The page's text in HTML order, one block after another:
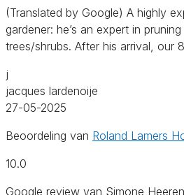
(Translated by Google) A highly
gardener: he’s an expert in
trees/shrubs. After his arrival, our
j
jacques lardenoije
27-05-2025
Beoordeling van Roland Lamers
10.0
Google review van Simone Heeren